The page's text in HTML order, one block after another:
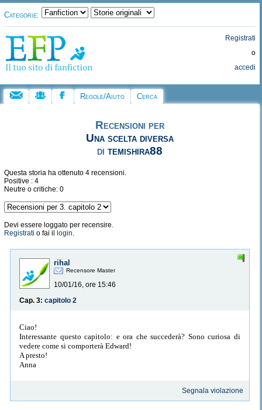
Categorie:
Registrati
o
accedi
Regole/Aiuto Cerca
Recensioni per
Una scelta diversa
ditemishira88
Questa storia ha ottenuto 4 recensioni.
Positive : 4
Neutre o critiche: 0
Devi essere loggato per recensire.
Registrati o fai il login.
rihal
Recensore Master
10/01/16, ore 15:46
Cap. 3: capitolo 2
Ciao!
Interessante questo capitolo: e ora che succederà? Sono curiosa di
vedere come si comporterà Edward!
A presto!
Anna
Segnala violazione